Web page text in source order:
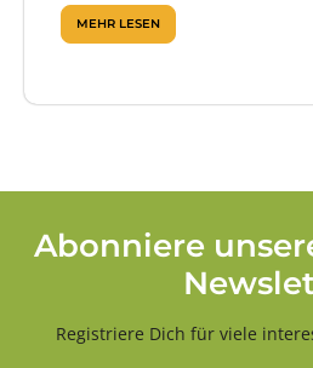
MEHR LESEN
Abonniere
Registriere Dich für viele